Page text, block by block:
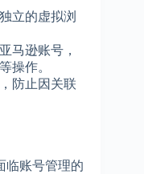
立的虚拟浏
马逊账号，
操作。
防止因关联
临账号管理的